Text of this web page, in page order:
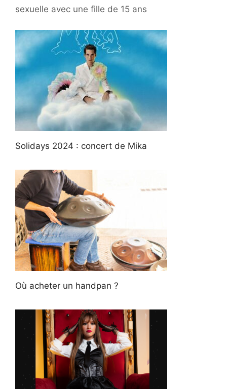
sexuelle avec une fille de 15 ans
Solidays 2024 : concert de Mika
Où acheter un handpan ?